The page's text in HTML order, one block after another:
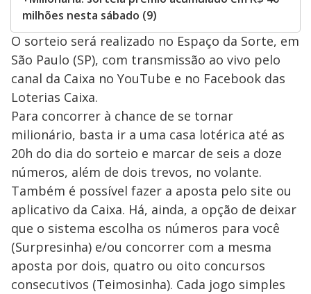
milhões nesta sábado (9)
O sorteio será realizado no Espaço da Sorte, em
São Paulo (SP), com transmissão ao vivo pelo
canal da Caixa no YouTube e no Facebook das
Loterias Caixa.
Para concorrer à chance de se tornar
milionário, basta ir a uma casa lotérica até as
20h do dia do sorteio e marcar de seis a doze
números, além de dois trevos, no volante.
Também é possível fazer a aposta pelo site ou
aplicativo da Caixa. Há, ainda, a opção de deixar
que o sistema escolha os números para você
(Surpresinha) e/ou concorrer com a mesma
aposta por dois, quatro ou oito concursos
consecutivos (Teimosinha). Cada jogo simples